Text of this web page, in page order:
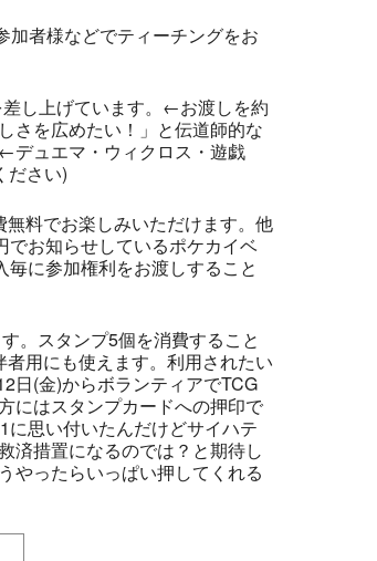
者様などでティーチングをお
し上げています。←お渡しを約
さを広めたい！」と伝道師的な
デュエマ・ウィクロス・遊戯
ださい)
料でお楽しみいただけます。他
お知らせしているポケカイベ
に参加権利をお渡しすること
。スタンプ5個を消費すること
用にも使えます。利用されたい
日(金)からボランティアでTCG
にはスタンプカードへの押印で
思い付いたんだけどサイハテ
済措置になるのでは？と期待し
やったらいっぱい押してくれる